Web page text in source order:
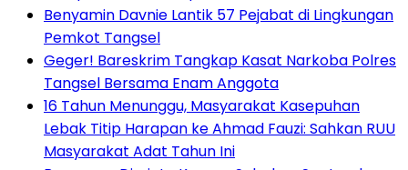
Benyamin Davnie Lantik 57 Pejabat di Lingkungan
Pemkot Tangsel
Geger! Bareskrim Tangkap Kasat Narkoba Polres
Tangsel Bersama Enam Anggota
16 Tahun Menunggu, Masyarakat Kasepuhan
Lebak Titip Harapan ke Ahmad Fauzi: Sahkan RUU
Masyarakat Adat Tahun Ini